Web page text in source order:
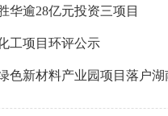
华逾28亿元投资三项目
工项目环评公示
色新材料产业园项目落户湖